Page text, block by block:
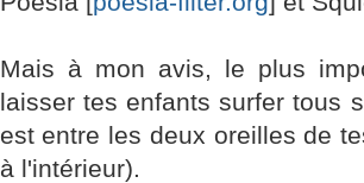
Mais à mon avis, le plus
laisser tes enfants surfer tous
est entre les deux oreilles de
à l'intérieur).